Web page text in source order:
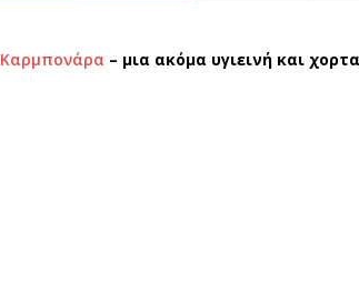
Καρμπονάρα – μια ακόμα υγιεινή και